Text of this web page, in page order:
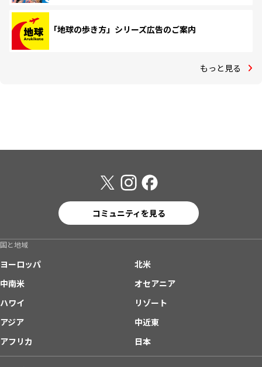
「地球の歩き方」シリーズ広告のご案内
もっと見る
コミュニティを見る
国と地域
ヨーロッパ
北米
中南米
オセアニア
ハワイ
リゾート
アジア
中近東
アフリカ
日本